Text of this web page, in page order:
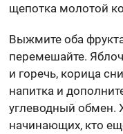
щепотка молотой
Выжмите оба
перемешайте.
и горечь, корица
напитка и
углеводный обмен.
начинающих, кто